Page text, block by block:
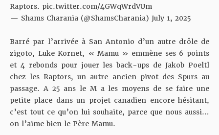
Raptors. pic.twitter.com/4GWqWrdVUm
— Shams Charania (@ShamsCharania) July 1, 2025
Barré par l’arrivée à San Antonio d’un autre drôle de
zigoto, Luke Kornet, « Mamu » emmène ses 6 points
et 4 rebonds pour jouer les back-ups de Jakob Poeltl
chez les Raptors, un autre ancien pivot des Spurs au
passage. A 25 ans le M a les moyens de se faire une
petite place dans un projet canadien encore hésitant,
c’est tout ce qu’on lui souhaite, parce que nous aussi…
on l’aime bien le Père Mamu.